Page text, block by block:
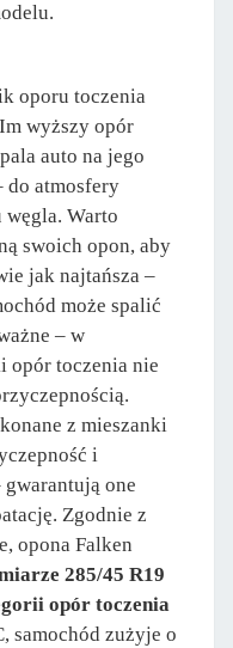
oporu toczenia
wyższy opór
auto na jego
do atmosfery
Warto
swoich opon, aby
jak najtańsza –
może spalić
– w
opór toczenia nie
z mieszanki
i
one
Zgodnie z
opona Falken
285/45 R19
opór toczenia
samochód zużyje o